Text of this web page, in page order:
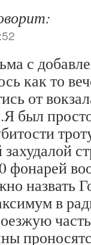
с
как то
от
был
захудалой
фонарей
назвать
в